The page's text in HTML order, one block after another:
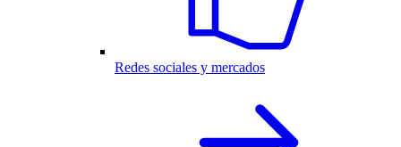
Redes sociales y mercados